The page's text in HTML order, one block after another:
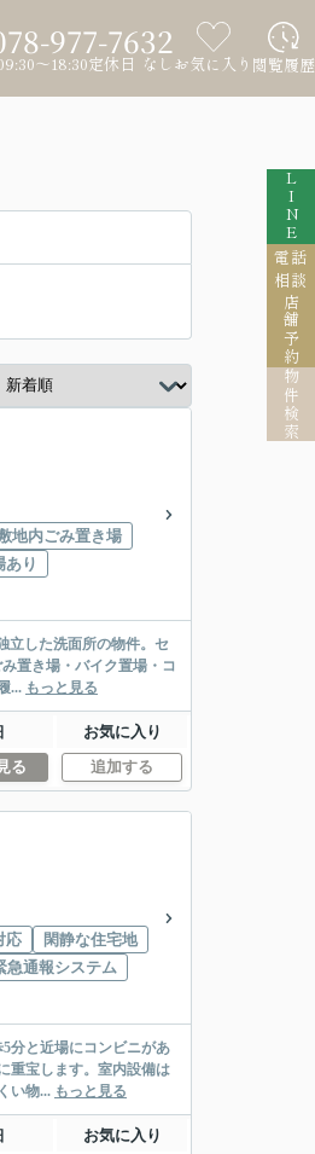
977-7632
～18:30定休日 なし お気に入り 閲覧履歴
LINE
電話
相談
店舗予約
物件検索
地内ごみ置き場
あり
立した洗面所の物件。セ
置き場・バイク置場・コ
... もっと見る
お気に入り
る 追加する
応
閑静な住宅地
急通報システム
分と近場にコンビニがあ
重宝します。室内設備は
い物... もっと見る
お気に入り